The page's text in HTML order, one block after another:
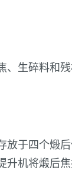
、生碎料和
放于四个煅
机将煅后焦